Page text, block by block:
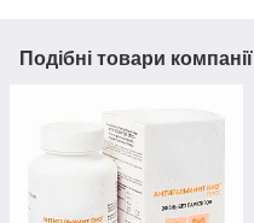
Подібні товари компанії